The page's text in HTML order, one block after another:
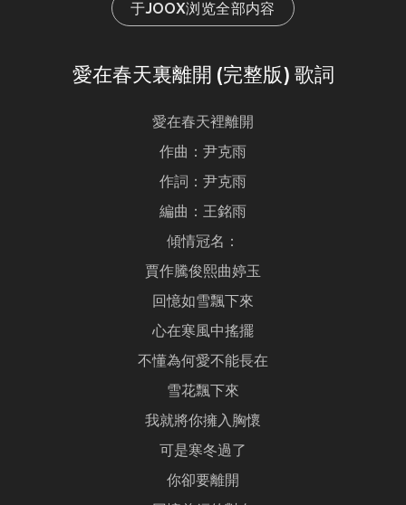
于JOOX浏览全部内容
愛在春天裏離開 (完整版) 歌詞
愛在春天裡離開
作曲：尹克雨
作詞：尹克雨
編曲：王銘雨
傾情冠名：
賈作騰俊熙曲婷玉
回憶如雪飄下來
心在寒風中搖擺
不懂為何愛不能長在
雪花飄下來
我就將你擁入胸懷
可是寒冬過了
你卻要離開